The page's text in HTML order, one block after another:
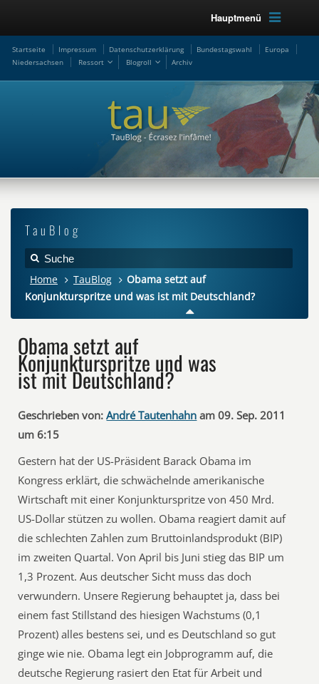
Hauptmenü
Startseite Impressum Datenschutzerklärung Bundestagswahl
Europa
Niedersachsen
Ressort Blogroll Archiv
TauBlog
Home TauBlog
Obama setzt auf
Konjunkturspritze und was ist mit Deutschland?
Obama setzt auf
Konjunkturspritze und was
ist mit Deutschland?
Geschrieben von: André Tautenhahn am 09. Sep. 2011
um 6:15
Gestern hat der US-Präsident Barack Obama im
Kongress erklärt, die schwächelnde amerikanische
Wirtschaft mit einer Konjunkturspritze von 450 Mrd.
US-Dollar stützen zu wollen. Obama reagiert damit auf
die schlechten Zahlen zum Bruttoinlandsprodukt (BIP)
im zweiten Quartal. Von April bis Juni stieg das BIP um
1,3 Prozent. Aus deutscher Sicht muss das doch
verwundern. Unsere Regierung behauptet ja, dass bei
einem fast Stillstand des hiesigen Wachstums (0,1
Prozent) alles bestens sei, und es Deutschland so gut
ginge wie nie. Obama legt ein Jobprogramm auf, die
deutsche Regierung rasiert den Etat für Arbeit und